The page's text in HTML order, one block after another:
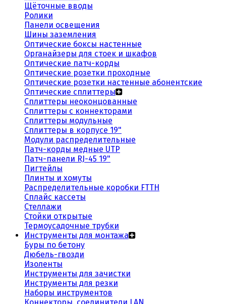
Щёточные вводы
Ролики
Панели освещения
Шины заземления
Оптические боксы настенные
Органайзеры для стоек и шкафов
Оптические патч-корды
Оптические розетки проходные
Оптические розетки настенные абонентские
Оптические сплиттеры
Сплиттеры неоконцованные
Сплиттеры с коннекторами
Сплиттеры модульные
Сплиттеры в корпусе 19"
Модули распределительные
Патч-корды медные UTP
Патч-панели RJ-45 19"
Пигтейлы
Плинты и хомуты
Распределительные коробки FTTH
Сплайс кассеты
Стеллажи
Стойки открытые
Термоусадочные трубки
Инструменты для монтажа
Буры по бетону
Дюбель-гвозди
Изоленты
Инструменты для зачистки
Инструменты для резки
Наборы инструментов